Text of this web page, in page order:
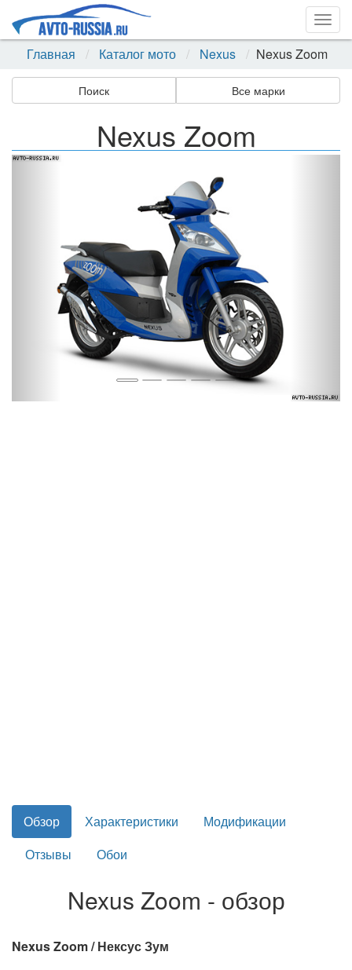
Главная
Каталог мото Nexus Nexus Zoom
Поиск Все марки
Nexus Zoom
Назад
Обзор Характеристики
Модификации
Отзывы
Обои
Nexus Zoom - обзор
Nexus Zoom / Нексус Зум